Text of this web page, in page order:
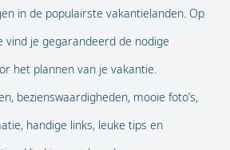
in de populairste vakantielanden. Op
vind je gegarandeerd de nodige
het plannen van je vakantie.
bezienswaardigheden, mooie foto’s,
handige links, leuke tips en